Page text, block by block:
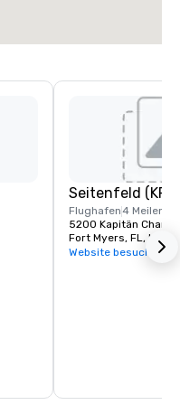
Seitenfeld
Flughafen4 Meilen
5200 Kapitän
Fort Myers, FL, US
Website besuchen